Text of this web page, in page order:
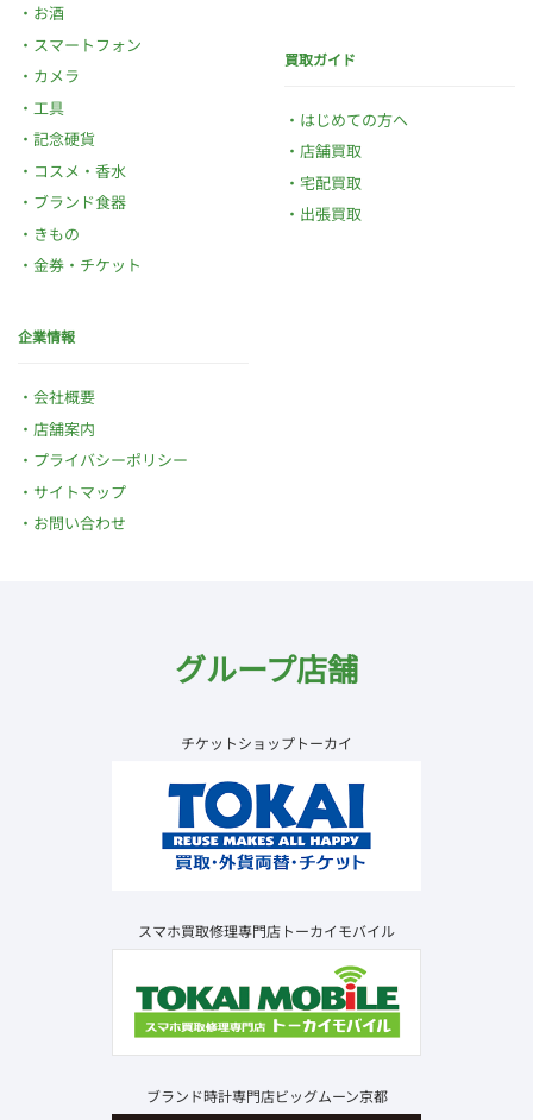
お酒
スマートフォン
カメラ
工具
記念硬貨
コスメ・香水
ブランド食器
きもの
金券・チケット
買取ガイド
はじめての方へ
店舗買取
宅配買取
出張買取
企業情報
会社概要
店舗案内
プライバシーポリシー
サイトマップ
お問い合わせ
グループ店舗
チケットショップトーカイ
スマホ買取修理専門店トーカイモバイル
ブランド時計専門店ビッグムーン京都